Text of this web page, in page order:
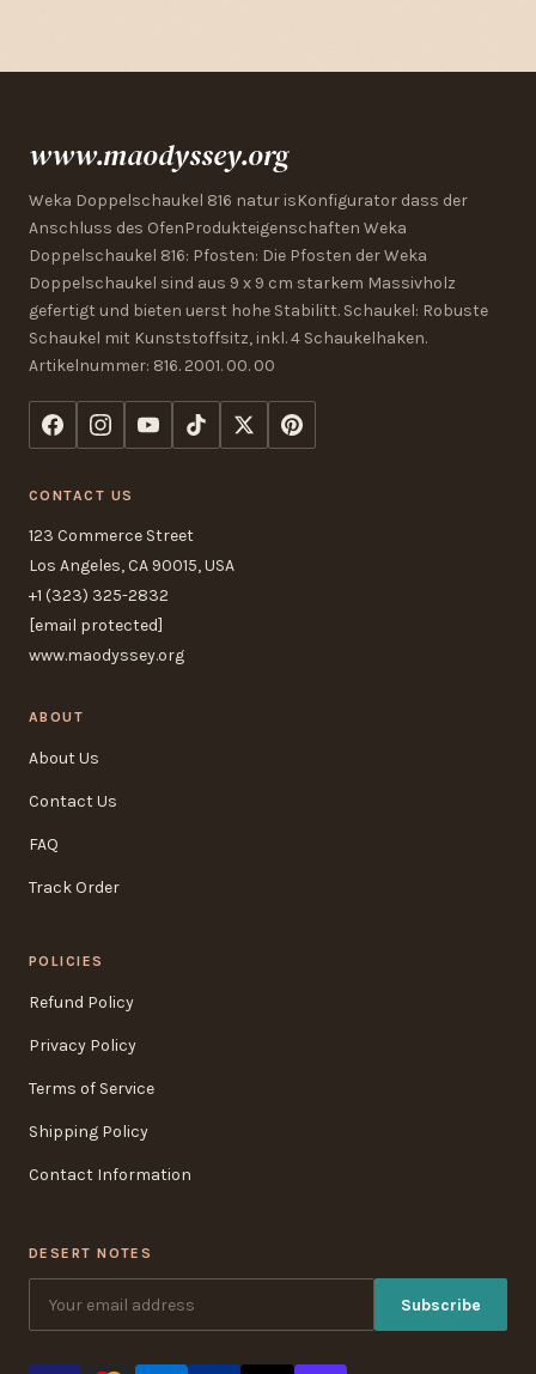
www.maodyssey.org
Weka Doppelschaukel 816 natur isKonfigurator dass der
Anschluss des OfenProdukteigenschaften Weka
Doppelschaukel 816: Pfosten: Die Pfosten der Weka
Doppelschaukel sind aus 9 x 9 cm starkem Massivholz
gefertigt und bieten uerst hohe Stabilitt. Schaukel: Robuste
Schaukel mit Kunststoffsitz, inkl. 4 Schaukelhaken.
Artikelnummer: 816. 2001. 00. 00
CONTACT US
123 Commerce Street
Los Angeles, CA 90015, USA
+1 (323) 325-2832
[email protected]
www.maodyssey.org
ABOUT
About Us
Contact Us
FAQ
Track Order
POLICIES
Refund Policy
Privacy Policy
Terms of Service
Shipping Policy
Contact Information
DESERT NOTES
Subscribe